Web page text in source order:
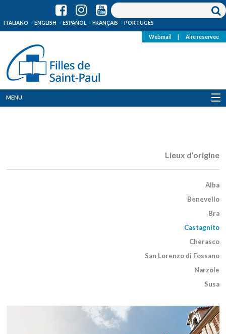
ITALIANO ENGLISH ESPAÑOL FRANÇAIS PORTUGÊS
Webmail Aire reservee
MENU
News
Lieux d’origine
Alba
Benevello
Bra
Castagnito
Cherasco
San Lorenzo di Fossano
Narzole
Susa